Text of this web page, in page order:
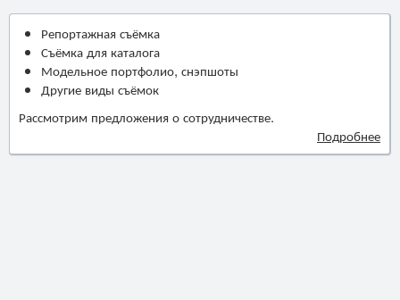
Репортажная съёмка
Съёмка для каталога
Модельное портфолио, снэпшоты
Другие виды съёмок
Рассмотрим предложения о сотрудничестве.
Подробнее